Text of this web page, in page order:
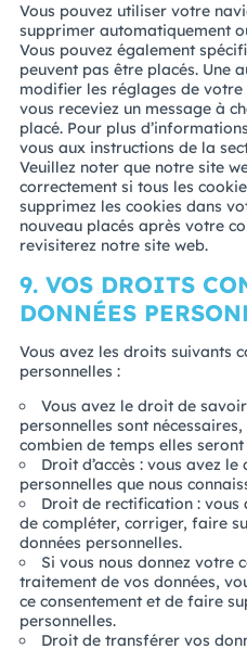
Vous pouvez utiliser votre
supprimer automatiquement
Vous pouvez également
peuvent pas être placés. Une
modifier les réglages de
vous receviez un message à
placé. Pour plus
vous aux instructions de la
Veuillez noter que notre site
correctement si tous les
supprimez les cookies dans
nouveau placés après votre
revisiterez notre site web.
9. VOS DROITS
DONNÉES
Vous avez les droits suivants
personnelles :
Vous avez le droit de
personnelles sont
combien de temps elles seront
Droit d’accès : vous avez
personnelles que nous
Droit de rectification :
de compléter, corriger, faire
données personnelles.
Si vous nous donnez votre
traitement de vos données,
ce consentement et de faire
personnelles.
Droit de transférer vos